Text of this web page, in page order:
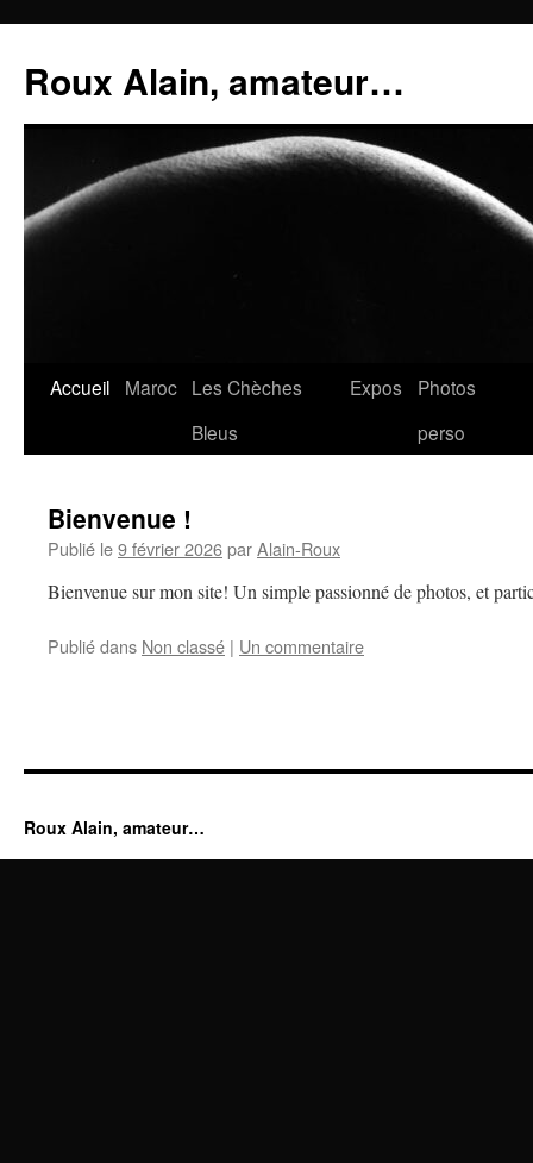
contenu
Roux Alain, amateur…
Accueil Maroc Les Chèches
Bleus
Expos
Photos
perso
Bienvenue !
Publié le9 février 2026parAlain-Roux
Bienvenue sur mon site! Un simple passionné de photos, et
Publié dans Non classé | Un commentaire
Roux Alain, amateur…